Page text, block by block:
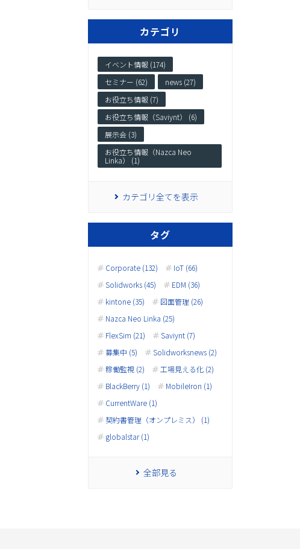
カテゴリ
イベント情報 (174)
セミナー (62)
news (27)
お役立ち情報 (7)
お役立ち情報（Saviynt） (6)
展示会 (3)
お役立ち情報（Nazca Neo
Linka） (1)
カテゴリ全てを表示
タグ
Corporate (132)
IoT (66)
Solidworks (45)
EDM (36)
kintone (35)
図面管理 (26)
Nazca Neo Linka (25)
FlexSim (21)
Saviynt (7)
募集中 (5)
Solidworksnews (2)
稼働監視 (2)
工場見える化 (2)
BlackBerry (1)
MobileIron (1)
CurrentWare (1)
契約書管理（オンプレミス） (1)
globalstar (1)
全部見る